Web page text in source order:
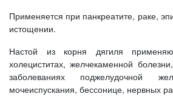
Применяется при панкреатите, раке,
истощении.
Настой из корня дягиля
холециститах, желчекаменной
заболеваниях поджелудочной
мочеиспускания, бессонице, нервных